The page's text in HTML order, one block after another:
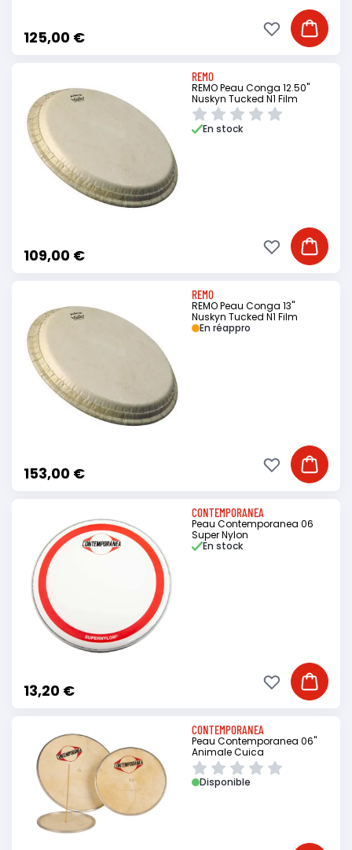
125,00 € Ajouter
Ajouter à ma
REMO
REMO Peau Conga 12.50"
Nuskyn Tucked N1 Film
109,00 €
En stock
Ajouter
Ajouter à ma
REMO
REMO Peau Conga 13"
Nuskyn Tucked N1 Film
153,00 €
En réappro
Ajouter
Ajouter à ma
CONTEMPORANEA
Peau Contemporanea 06
Super Nylon
13,20 €
En stock
Ajouter
Ajouter à ma
CONTEMPORANEA
Peau Contemporanea 06"
Animale Cuica
Disponible